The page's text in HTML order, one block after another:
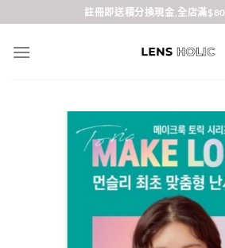
to
content
註冊即送積分換現金,全店滿